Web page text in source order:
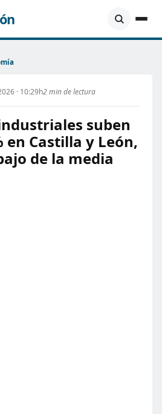
· 10:29h2 min de lectura
suben
en Castilla y León,
de la media